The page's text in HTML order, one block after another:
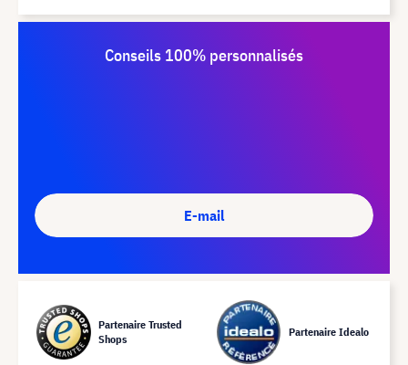
Conseils 100% personnalisés
E-mail
Partenaire Trusted
Shops
Partenaire Idealo